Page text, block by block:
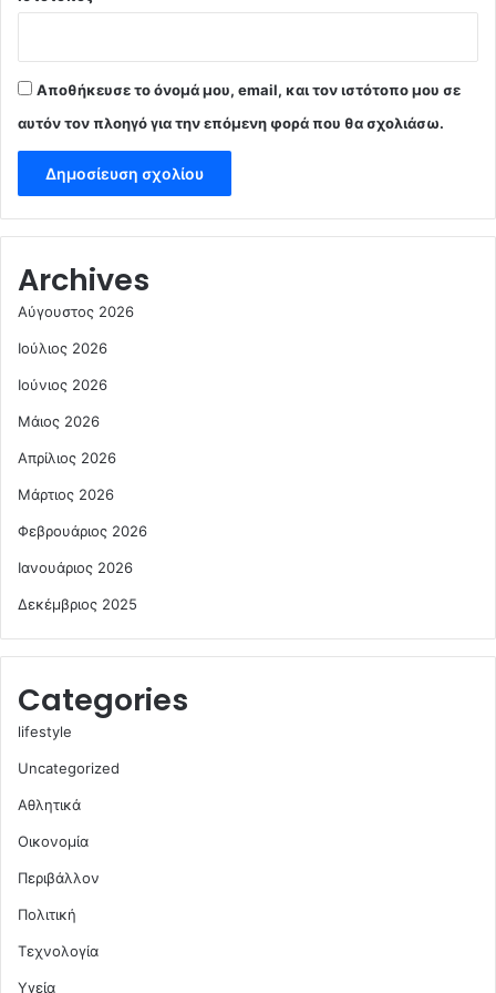
Αποθήκευσε το όνομά μου, email, και τον ιστότοπο μου σε
αυτόν τον πλοηγό για την επόμενη φορά που θα σχολιάσω.
Archives
Αύγουστος 2026
Ιούλιος 2026
Ιούνιος 2026
Μάιος 2026
Απρίλιος 2026
Μάρτιος 2026
Φεβρουάριος 2026
Ιανουάριος 2026
Δεκέμβριος 2025
Categories
lifestyle
Uncategorized
Αθλητικά
Οικονομία
Περιβάλλον
Πολιτική
Τεχνολογία
Υγεία